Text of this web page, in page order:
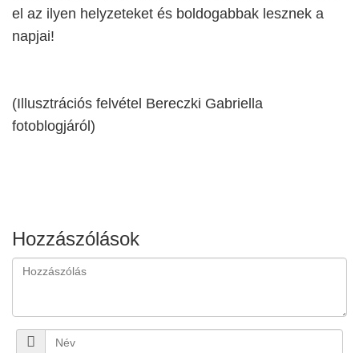
el az ilyen helyzeteket és boldogabbak lesznek a
napjai!
(Illusztrációs felvétel Bereczki Gabriella
fotoblogjáról)
Hozzászólások